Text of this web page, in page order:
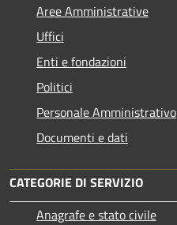
Aree Amministrative
Uffici
Enti e fondazioni
Politici
Personale Amministrativo
Documenti e dati
CATEGORIE DI SERVIZIO
Anagrafe e stato civile